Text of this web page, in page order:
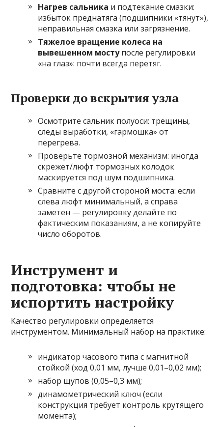
Нагрев сальника и подтекание смазки:
избыток преднатяга (подшипники «тянут»),
неправильная смазка или загрязнение.
Тяжелое вращение колеса на
вывешенном моступосле регулировки
«на глаз»: почти всегда перетяг.
Проверки до вскрытия узла
Осмотрите сальник полуоси: трещины,
следы выработки, «гармошка» от
перегрева.
Проверьте тормозной механизм: иногда
скрежет/люфт тормозных колодок
маскируется под шум подшипника.
Сравните с другой стороной моста: если
слева люфт минимальный, а справа
заметен — регулировку делайте по
фактическим показаниям, а не копируйте
число оборотов.
Инструмент и
подготовка: чтобы не
испортить настройку
Качество регулировки определяется
инструментом. Минимальный набор на практике:
индикатор часового типа с магнитной
стойкой (ход 0,01 мм, лучше 0,01–0,02 мм);
набор щупов (0,05–0,3 мм);
динамометрический ключ (если
конструкция требует контроль крутящего
момента);